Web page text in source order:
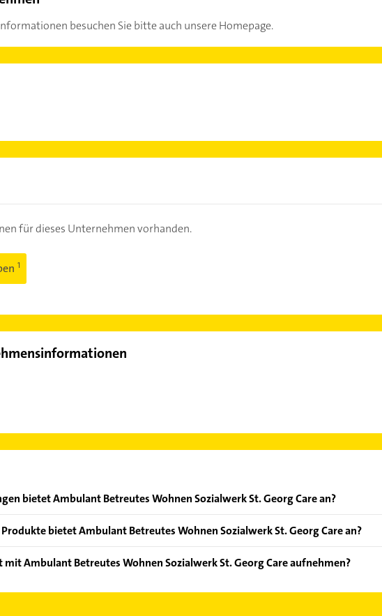
besuchen Sie bitte auch unsere Homepage.
für dieses Unternehmen vorhanden.
bietet Ambulant Betreutes Wohnen Sozialwerk St. Georg Care an?
bietet Ambulant Betreutes Wohnen Sozialwerk St. Georg Care an?
Ambulant Betreutes Wohnen Sozialwerk St. Georg Care aufnehmen?